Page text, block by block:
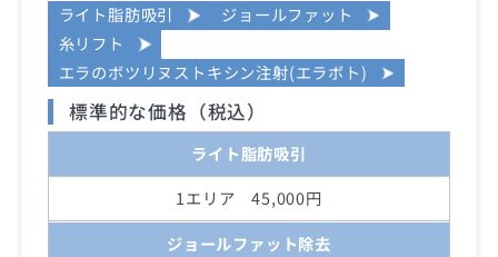
ライト脂肪吸引
ジョールファット
糸リフト
エラのボツリヌストキシン注射(エラボト)
標準的な価格（税込）
ライト脂肪吸引
1エリア 45,000円
ジョールファット除去